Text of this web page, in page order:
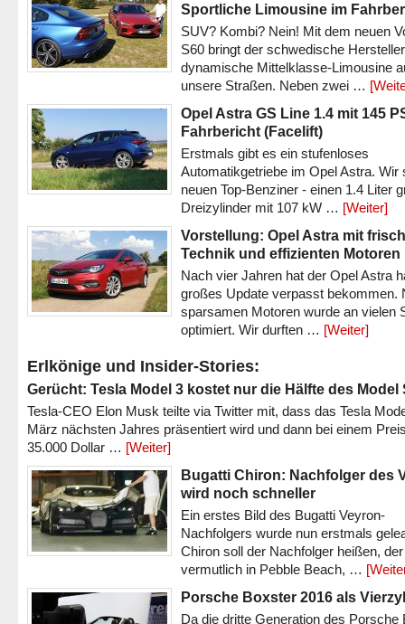
Sportliche Limousine im
SUV? Kombi? Nein! Mit dem neuen
S60 bringt der schwedische
dynamische Mittelklasse-Limousine
unsere Straßen. Neben zwei …
Opel Astra GS Line 1.4 mit 145
Fahrbericht (Facelift)
Erstmals gibt es ein stufenloses
Automatikgetriebe im Opel Astra. Wir
neuen Top-Benziner - einen 1.4 Liter
Dreizylinder mit 107 kW … [Weiter]
Vorstellung: Opel Astra mit
Technik und effizienten Motoren
Nach vier Jahren hat der Opel Astra
großes Update verpasst bekommen.
sparsamen Motoren wurde an vielen
optimiert. Wir durften … [Weiter]
Erlkönige und Insider-Stories:
Gerücht: Tesla Model 3 kostet nur die Hälfte des Model
Tesla-CEO Elon Musk teilte via Twitter mit, dass das Tesla
März nächsten Jahres präsentiert wird und dann bei einem
35.000 Dollar … [Weiter]
Bugatti Chiron: Nachfolger des
wird noch schneller
Ein erstes Bild des Bugatti Veyron-
Nachfolgers wurde nun erstmals
Chiron soll der Nachfolger heißen, der
vermutlich in Pebble Beach, …
Porsche Boxster 2016 als
Da die dritte Generation des Porsche